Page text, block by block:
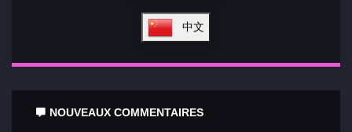
中文
NOUVEAUX COMMENTAIRES